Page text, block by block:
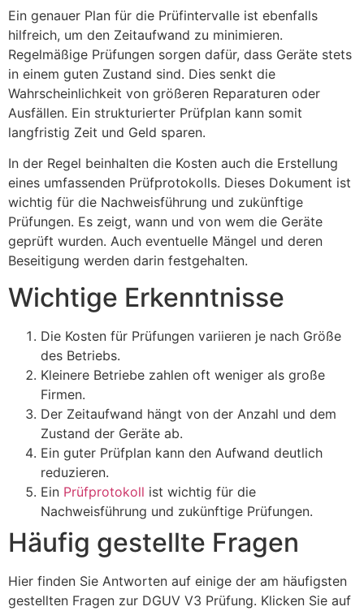
Ein genauer Plan für die Prüfintervalle ist ebenfalls
hilfreich, um den Zeitaufwand zu minimieren.
Regelmäßige Prüfungen sorgen dafür, dass Geräte stets
in einem guten Zustand sind. Dies senkt die
Wahrscheinlichkeit von größeren Reparaturen oder
Ausfällen. Ein strukturierter Prüfplan kann somit
langfristig Zeit und Geld sparen.
In der Regel beinhalten die Kosten auch die Erstellung
eines umfassenden Prüfprotokolls. Dieses Dokument ist
wichtig für die Nachweisführung und zukünftige
Prüfungen. Es zeigt, wann und von wem die Geräte
geprüft wurden. Auch eventuelle Mängel und deren
Beseitigung werden darin festgehalten.
Wichtige Erkenntnisse
Die Kosten für Prüfungen variieren je nach Größe
des Betriebs.
Kleinere Betriebe zahlen oft weniger als große
Firmen.
Der Zeitaufwand hängt von der Anzahl und dem
Zustand der Geräte ab.
Ein guter Prüfplan kann den Aufwand deutlich
reduzieren.
Ein Prüfprotokoll ist wichtig für die
Nachweisführung und zukünftige Prüfungen.
Häufig gestellte Fragen
Hier finden Sie Antworten auf einige der am häufigsten
gestellten Fragen zur DGUV V3 Prüfung. Klicken Sie auf